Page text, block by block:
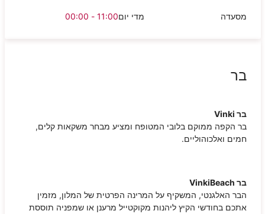
מסעדה מדי יום11:00 - 00:00
בר
בר Vinki
בר הקפה ממוקם בלובי המטופח ומציע מבחר משקאות קלים,
חמים ואלכוהוליים.
בר VinkiBeach
הבר האלגנטי, המשקיף על המרינה הפרטית של המלון, מזמין
אתכם בחודשי הקיץ ליהנות מקוקטייל מרענן או שמפניה תוססת